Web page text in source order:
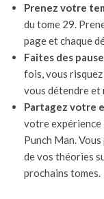
Prenez votre
du tome 29.
page et chaque
Faites des
fois, vous
vous détendre
Partagez votre
votre expérience
Punch Man.
de vos théories
prochains tomes.